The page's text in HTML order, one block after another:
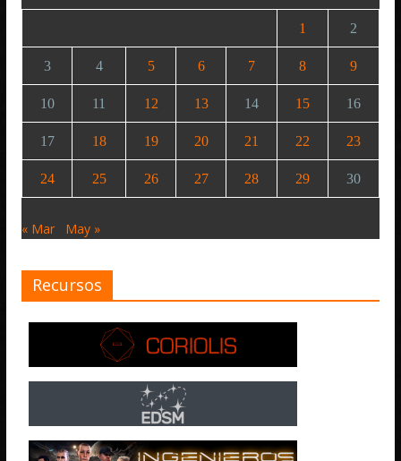
1 2
3 4 5 6 7 8 9
10 11 12 13 14 15 16
17 18 19 20 21 22 23
24 25 26 27 28 29 30
« Mar May »
Recursos